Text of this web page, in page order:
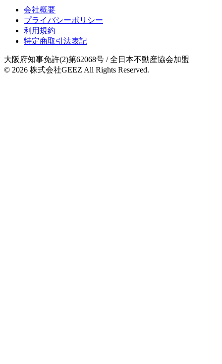
会社概要
プライバシーポリシー
利用規約
特定商取引法表記
大阪府知事免許(2)第62068号 / 全日本不動産協会加盟
© 2026 株式会社GEEZ All Rights Reserved.